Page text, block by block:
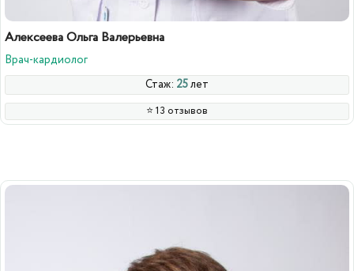
Алексеева Ольга Валерьевна
Врач-кардиолог
Стаж: 25лет
⭐️ 13 отзывов